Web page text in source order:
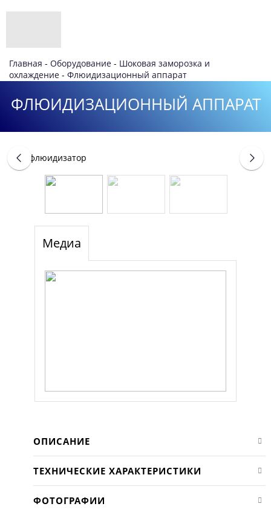
Главная - Оборудование - Шоковая заморозка и
охлаждение - Флюидизационный аппарат
ФЛЮИДИЗАЦИОННЫЙ АППАРАТ
/>
Медиа
ОПИСАНИЕ
ТЕХНИЧЕСКИЕ ХАРАКТЕРИСТИКИ
ФОТОГРАФИИ